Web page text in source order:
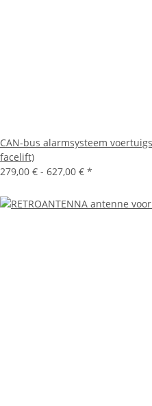
CAN-bus alarmsysteem
facelift)
279,00 € - 627,00 € *